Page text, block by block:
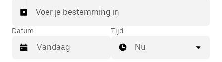
Voer je bestemming in
Datum Tijd
Nu